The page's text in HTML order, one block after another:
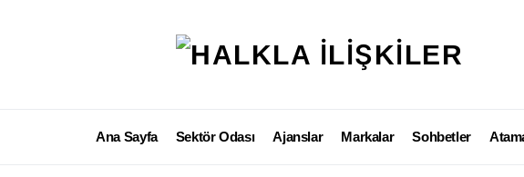
Ana Sayfa Sektör Odası Ajanslar Markalar Sohbetler